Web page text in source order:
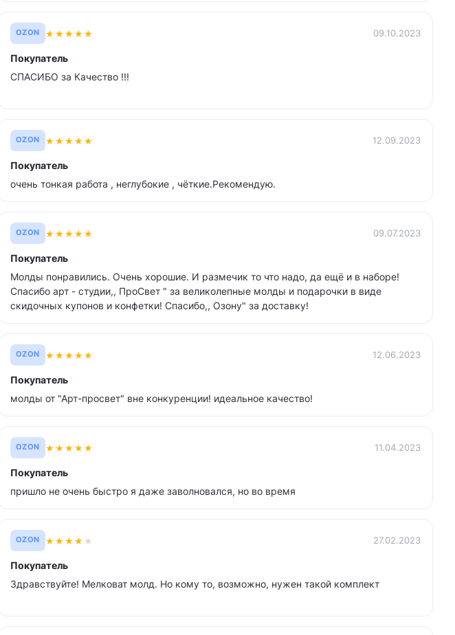
OZON ★★★★★ 09.10.2023
Покупатель
СПАСИБО за Качество !!!
OZON ★★★★★ 12.09.2023
Покупатель
очень тонкая работа , неглубокие , чёткие.Рекомендую.
OZON ★★★★★ 09.07.2023
Покупатель
Молды понравились. Очень хорошие. И размечик то что надо, да ещё и в наборе!
Спасибо арт - студии,, ПроСвет " за великолепные молды и подарочки в виде
скидочных купонов и конфетки! Спасибо,, Озону" за доставку!
OZON ★★★★★ 12.06.2023
Покупатель
молды от "Арт-просвет" вне конкуренции! идеальное качество!
OZON ★★★★★ 11.04.2023
Покупатель
пришло не очень быстро я даже заволновался, но во время
OZON ★★★★ ★ 27.02.2023
Покупатель
Здравствуйте! Мелковат молд. Но кому то, возможно, нужен такой комплект